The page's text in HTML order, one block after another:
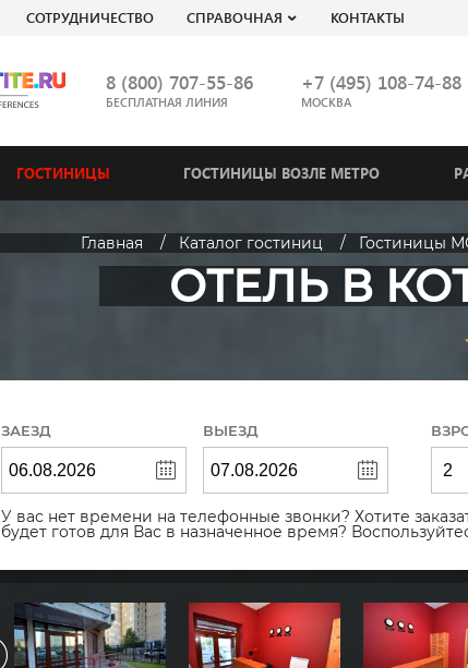
СОТРУДНИЧЕСТВО СПРАВОЧНАЯ КОНТАКТЫ
8 (800) 707-55-86
БЕСПЛАТНАЯ ЛИНИЯ
+7 (495) 108-74-88
МОСКВА
ГОСТИНИЦЫ ГОСТИНИЦЫ ВОЗЛЕ МЕТРО
Главная Каталог гостиниц Гостиницы
ОТЕЛЬ В
ЗАЕЗД ВЫЕЗД
У вас нет времени на телефонные звонки? Хотите
будет готов для Вас в назначенное время?